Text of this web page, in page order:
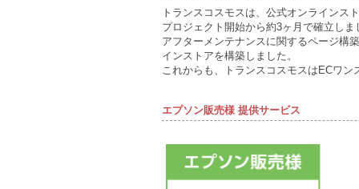
トランスコスモスは、公式オンラインス
プロジェクト開始から約3ヶ月で確立しま
アフターメンテナンスに関するページ構
インストアを構築しました。
これからも、トランスコスモスはECワン
エプソン販売様 提供サービス